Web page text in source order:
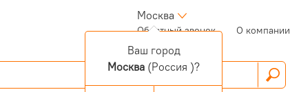
Москва
Обратный звонок(current)О компании
Ваш город
Москва (Россия )?